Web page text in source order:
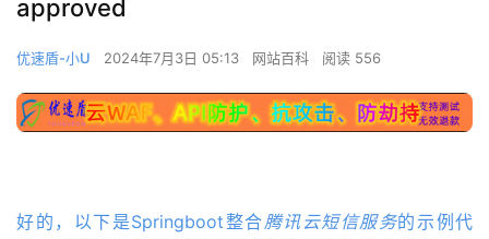
approved
优速盾-小U 2024年7月3日 05:13 网站百科 阅读 556
好的，以下是Springboot整合腾讯云短信服务的示例代